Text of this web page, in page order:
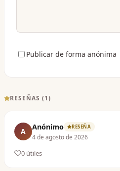
Publicar de forma anónima
RESEÑAS (1)
A Anónimo RESEÑA
4 de agosto de 2026
0 útiles